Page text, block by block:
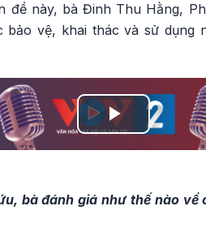
đề này, bà Đinh Thu Hằng,
vệ, khai thác và sử dụng
Play
bà đánh giá như thế nào